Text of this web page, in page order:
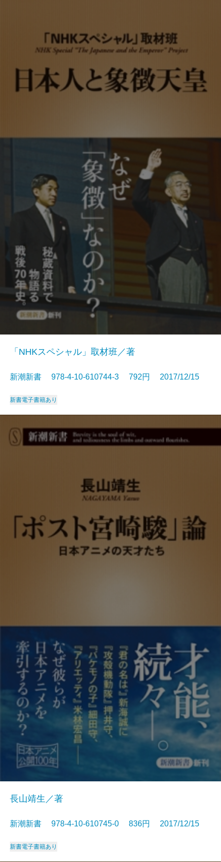
「NHKスペシャル」取材班／著
新潮新書 978-4-10-610744-3 792円 2017/12/15
新書電子書籍あり
長山靖生／著
新潮新書 978-4-10-610745-0 836円 2017/12/15
新書電子書籍あり